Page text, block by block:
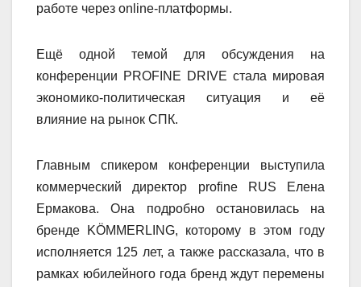
работе через online-платформы.
Ещё одной темой для обсуждения на
конференции PROFINE DRIVE стала мировая
экономико-политическая ситуация и её
влияние на рынок СПК.
Главным спикером конференции выступила
коммерческий директор profine RUS Елена
Ермакова. Она подробно остановилась на
бренде KÖMMERLING, которому в этом году
исполняется 125 лет, а также рассказала, что в
рамках юбилейного года бренд ждут перемены